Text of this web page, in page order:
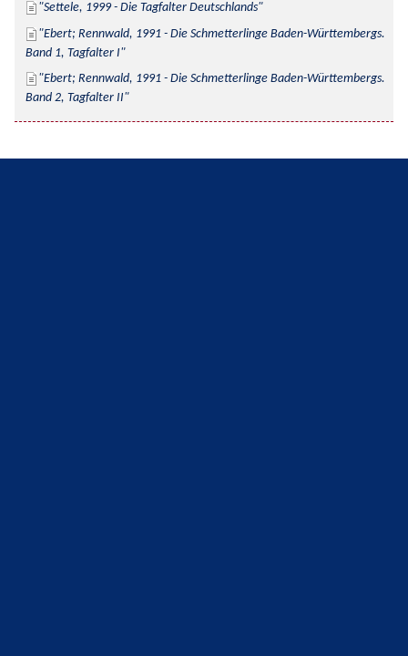
Settele, 1999 - Die Tagfalter Deutschlands
Ebert; Rennwald, 1991 - Die Schmetterlinge Baden-Württembergs.
Band 1, Tagfalter I
Ebert; Rennwald, 1991 - Die Schmetterlinge Baden-Württembergs.
Band 2, Tagfalter II